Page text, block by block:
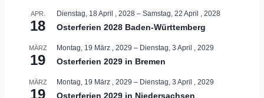
APR.
18
Dienstag, 18 April , 2028 – Samstag, 22 April , 2028
Osterferien 2028 Baden-Württemberg
MÄRZ
19
Montag, 19 März , 2029 – Dienstag, 3 April , 2029
Osterferien 2029 in Bremen
MÄRZ
19
Montag, 19 März , 2029 – Dienstag, 3 April , 2029
Osterferien 2029 in Niedersachsen